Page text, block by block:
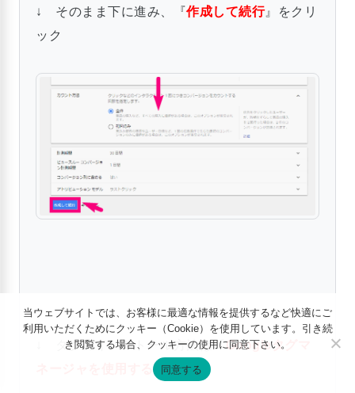
↓ そのまま下に進み、『作成して続行』をクリ
ック
↓ タグのインストール方法は『Googleタグマ
ネージャを使用する』を選択
当ウェブサイトでは、お客様に最適な情報を提供するなど快適にご
利用いただくためにクッキー（Cookie）を使用しています。引き続
き閲覧する場合、クッキーの使用に同意下さい。
同意する